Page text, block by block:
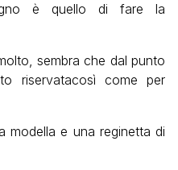
è quello di fare la
sembra che dal punto
riservatacosì come per
modella e una reginetta di